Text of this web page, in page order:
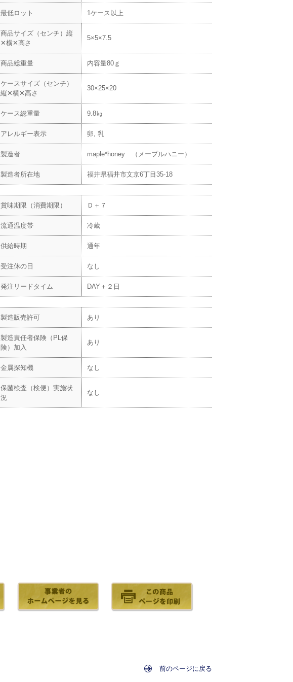
最低ロット 1ケース以上
商品サイズ（センチ）縦
✕横✕高さ
5×5×7.5
商品総重量 内容量80ｇ
ケースサイズ（センチ）
縦✕横✕高さ
30×25×20
ケース総重量 9.8㎏
アレルギー表示 卵, 乳
製造者 maple*honey （メープルハニー）
製造者所在地 福井県福井市文京6丁目35-18
賞味期限（消費期限） Ｄ＋７
流通温度帯 冷蔵
供給時期 通年
受注休の日 なし
発注リードタイム DAY＋２日
製造販売許可 あり
製造責任者保険（PL保
険）加入
あり
金属探知機 なし
保菌検査（検便）実施状
況
なし
前のページに戻る